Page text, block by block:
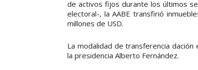
de activos fijos durante los últimos
electoral-, la AABE transfirió
millones de USD.
La modalidad de transferencia
la presidencia Alberto Fernández.